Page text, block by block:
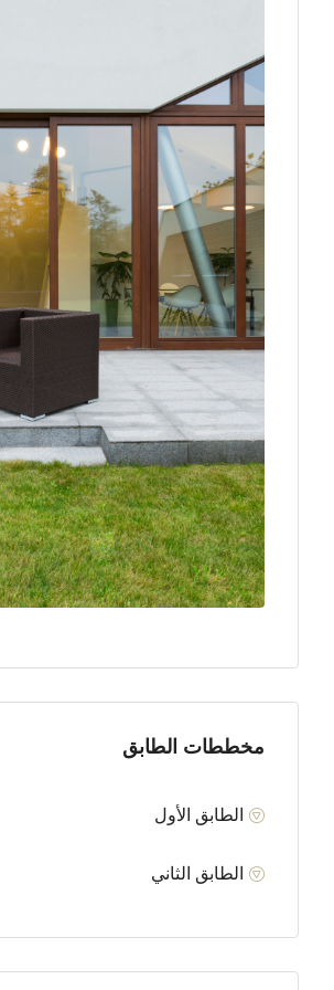
مخططات الطابق
الطابق الأول
الطابق الثاني